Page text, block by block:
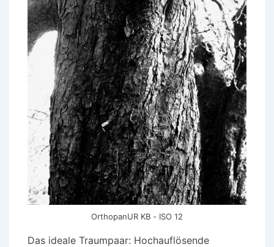
OrthopanUR KB - ISO 12
Das ideale Traumpaar: Hochauflösende